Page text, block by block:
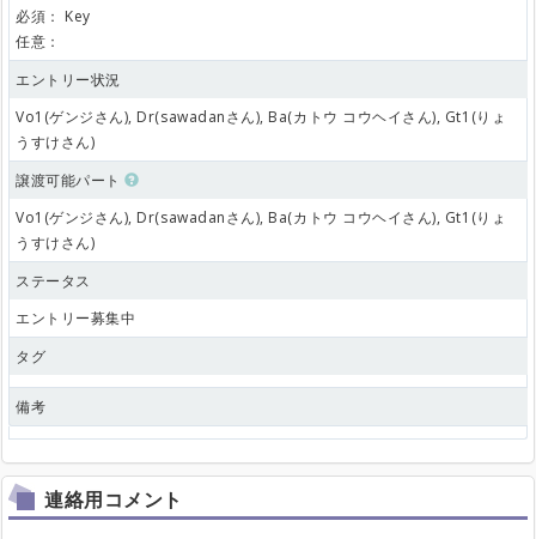
必須： Key
任意：
エントリー状況
Vo1(ゲンジさん), Dr(sawadanさん), Ba(カトウ コウヘイさん), Gt1(りょ
うすけさん)
譲渡可能パート
Vo1(ゲンジさん), Dr(sawadanさん), Ba(カトウ コウヘイさん), Gt1(りょ
うすけさん)
ステータス
エントリー募集中
タグ
備考
連絡用コメント